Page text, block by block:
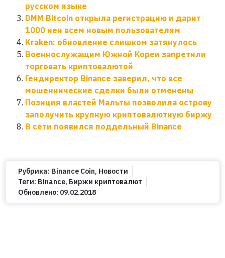
русском языке
DMM Bitcoin открыла регистрацию и дарит
1000 иен всем новым пользователям
Kraken: обновление слишком затянулось
Военнослужащим Южной Кореи запретили
торговать криптовалютой
Гендиректор Binance заверил, что все
мошеннические сделки были отменены
Позиция властей Мальты позволила острову
заполучить крупную криптовалютную биржу
В сети появился поддельный Binance
Рубрика: Binance Coin, Новости
Теги: Binance, Биржи криптовалют
Обновлено: 09.02.2018